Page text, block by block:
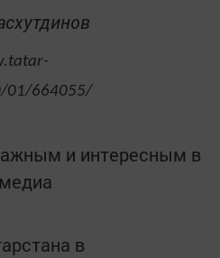
01/664055/
и интересным в
в